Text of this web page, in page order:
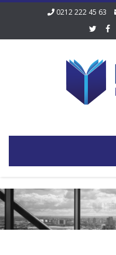
0212 222 45 63